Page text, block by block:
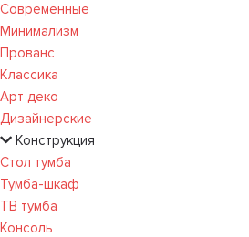
Современные
Минимализм
Прованс
Классика
Арт деко
Дизайнерские
Конструкция
Стол тумба
Тумба-шкаф
ТВ тумба
Консоль